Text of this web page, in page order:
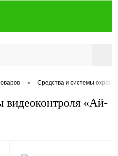
• Средства и системы
«Ай-